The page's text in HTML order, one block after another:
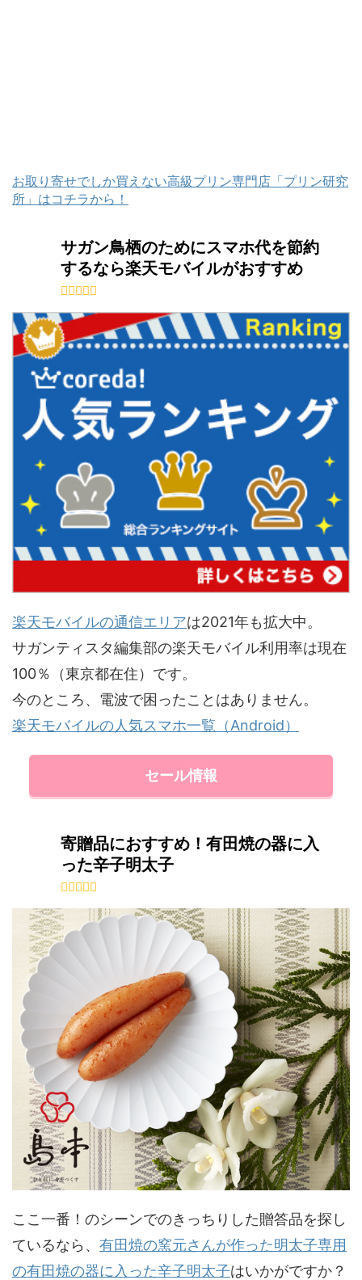
お取り寄せでしか買えない高級プリン専門店「プリン研究
所」はコチラから！
サガン鳥栖のためにスマホ代を節約
するなら楽天モバイルがおすすめ
楽天モバイルの通信エリアは2021年も拡大中。
サガンティスタ編集部の楽天モバイル利用率は現在
100％（東京都在住）です。
今のところ、電波で困ったことはありません。
楽天モバイルの人気スマホ一覧（Android）
セール情報
寄贈品におすすめ！有田焼の器に入
った辛子明太子
ここ一番！のシーンでのきっちりした贈答品を探し
ているなら、 有田焼の窯元さんが作った明太子専用
の有田焼の器に入った辛子明太子はいかがですか？